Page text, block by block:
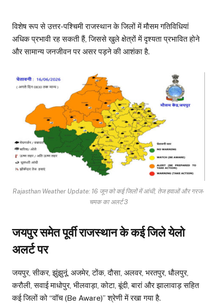
विशेष रूप से उत्तर-पश्चिमी राजस्थान के जिलों में मौसम गतिविधियां
अधिक प्रभावी रह सकती हैं, जिससे खुले क्षेत्रों में दृश्यता प्रभावित होने
और सामान्य जनजीवन पर असर पड़ने की आशंका है.
Rajasthan Weather Update: 16 जून को कई जिलों में आंधी, तेज हवाओं और गरज-
चमक का अलर्ट 3
जयपुर समेत पूर्वी राजस्थान के कई जिले येलो
अलर्ट पर
जयपुर, सीकर, झुंझुनूं, अजमेर, टोंक, दौसा, अलवर, भरतपुर, धौलपुर,
करौली, सवाई माधोपुर, भीलवाड़ा, कोटा, बूंदी, बारां और झालावाड़ सहित
कई जिलों को “वॉच (Be Aware)” श्रेणी में रखा गया है.